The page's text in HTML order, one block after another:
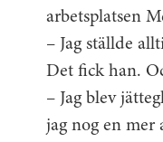
arbetsplatsen
– Jag ställde
Det fick han.
– Jag blev
jag nog en mer